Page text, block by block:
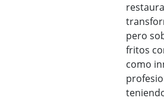
pero
fritos
como